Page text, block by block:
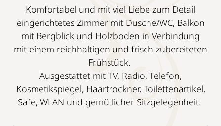
Komfortabel und mit viel Liebe zum Detail
eingerichtetes Zimmer mit Dusche/WC, Balkon
mit Bergblick und Holzboden in Verbindung
mit einem reichhaltigen und frisch zubereiteten
Frühstück.
Ausgestattet mit TV, Radio, Telefon,
Kosmetikspiegel, Haartrockner, Toilettenartikel,
Safe, WLAN und gemütlicher Sitzgelegenheit.